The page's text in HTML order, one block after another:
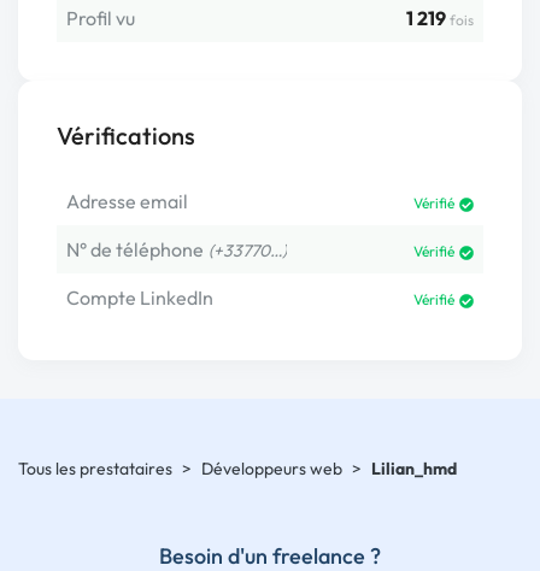
Profil vu
1 219 fois
Vérifications
Adresse email Vérifié
N° de téléphone (+33770…) Vérifié
Compte LinkedIn Vérifié
Tous les prestataires > Développeurs web > Lilian_hmd
Besoin d'un freelance ?